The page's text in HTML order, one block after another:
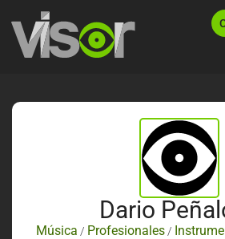
Dario
Música / Profesionales /